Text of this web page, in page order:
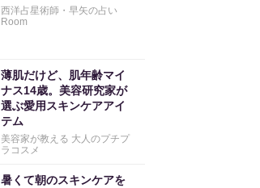
西洋占星術師・早矢の占い
Room
薄肌だけど、肌年齢マイ
ナス14歳。美容研究家が
選ぶ愛用スキンケアアイ
テム
美容家が教える 大人のプチプ
ラコスメ
暑くて朝のスキンケアを